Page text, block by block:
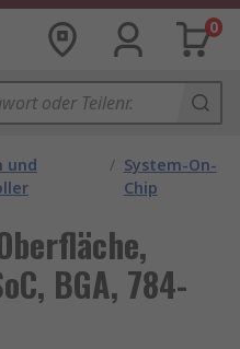
0
und
/ System-On-
Chip
BGA, 784-